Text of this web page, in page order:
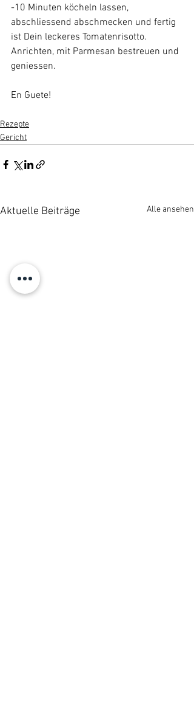
-10 Minuten köcheln lassen,
abschliessend abschmecken und fertig
ist Dein leckeres Tomatenrisotto.
Anrichten, mit Parmesan bestreuen und
geniessen.
En Guete!
Rezepte
Gericht
Aktuelle Beiträge Alle ansehen